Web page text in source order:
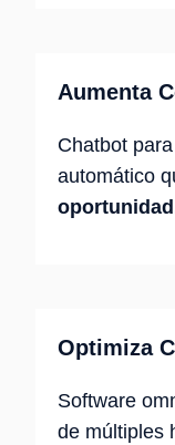
Aumenta
Chatbot
automático
Optimiza
Software
de múltiples